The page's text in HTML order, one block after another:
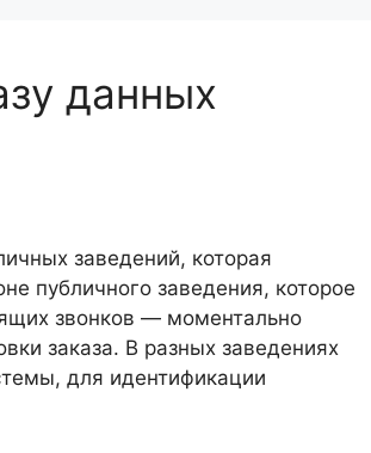
данных
заведений, которая
публичного заведения, которое
звонков — моментально
заказа. В разных заведениях
для идентификации